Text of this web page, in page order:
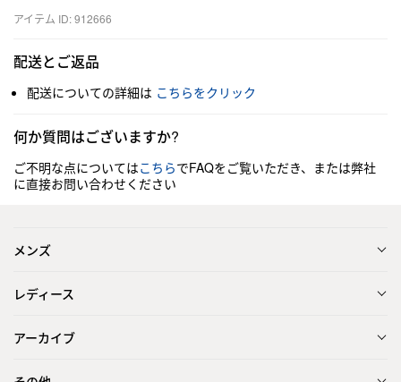
アイテム ID: 912666
配送とご返品
配送についての詳細は こちらをクリック
何か質問はございますか?
ご不明な点についてはこちらでFAQをご覧いただき、または弊社
に直接お問い合わせください
メンズ
レディース
アーカイブ